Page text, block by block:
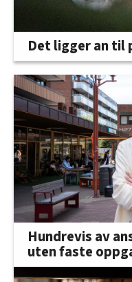
Det ligger an til
Hundrevis av
uten faste